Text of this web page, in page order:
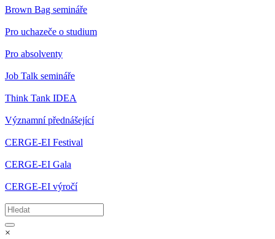
Brown Bag semináře
Pro uchazeče o studium
Pro absolventy
Job Talk semináře
Think Tank IDEA
Významní přednášející
CERGE-EI Festival
CERGE-EI Gala
CERGE-EI výročí
×